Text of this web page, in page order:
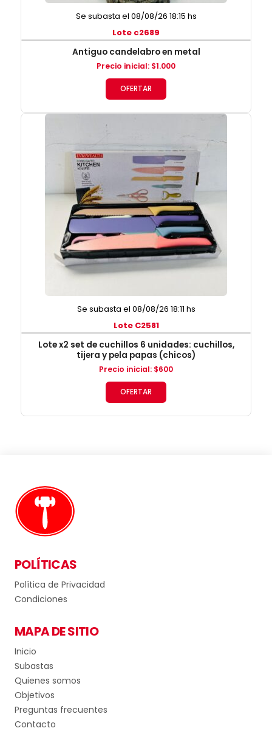
Se subasta el 08/08/26 18:15 hs
Lote c2689
Antiguo candelabro en metal
Precio inicial: $1.000
OFERTAR
Se subasta el 08/08/26 18:11 hs
Lote C2581
Lote x2 set de cuchillos 6 unidades: cuchillos,
tijera y pela papas (chicos)
Precio inicial: $600
OFERTAR
POLÍTICAS
Política de Privacidad
Condiciones
MAPA DE SITIO
Inicio
Subastas
Quienes somos
Objetivos
Preguntas frecuentes
Contacto